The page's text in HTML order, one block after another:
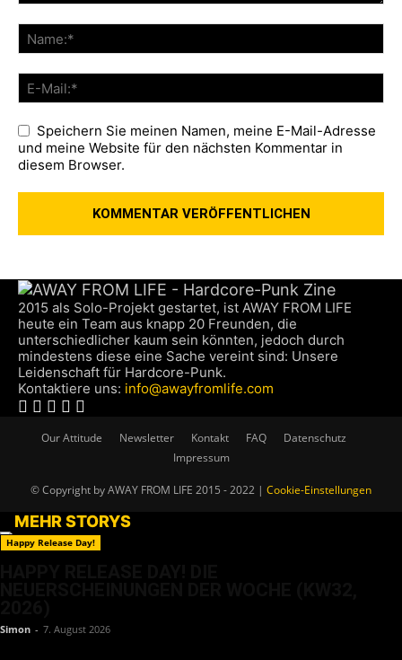
Speichern Sie meinen Namen, meine E-Mail-Adresse
und meine Website für den nächsten Kommentar in
diesem Browser.
2015 als Solo-Projekt gestartet, ist AWAY FROM LIFE
heute ein Team aus knapp 20 Freunden, die
unterschiedlicher kaum sein könnten, jedoch durch
mindestens diese eine Sache vereint sind: Unsere
Leidenschaft für Hardcore-Punk.
Kontaktiere uns: info@awayfromlife.com
Our Attitude Newsletter Kontakt FAQ
Datenschutz
Impressum
© Copyright by AWAY FROM LIFE 2015 - 2022 | Cookie-Einstellungen
MEHR STORYS
Happy Release Day!
Simon - 7. August 2026